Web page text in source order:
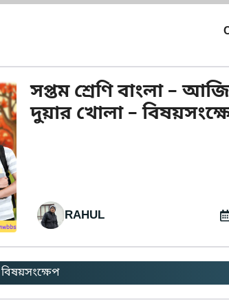
সপ্তম শ্রেণি বাংলা –
দুয়ার খোলা –
RAHUL